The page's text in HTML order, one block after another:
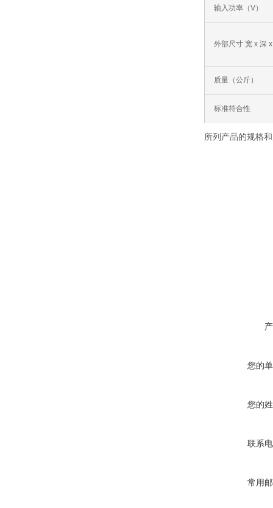
输入功率（V）
外部尺寸 宽 x 深
质量（公斤）
标准符合性
所列产品的规格
您的
您的
联系
常用